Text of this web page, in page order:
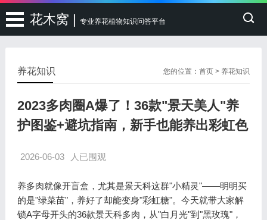
花木窝 | 专业养花植物知识问答平台
您的位置：首页 > 养花知识
养花知识
2023多肉圈A爆了！36款"景天美人"养
护图鉴+避坑指南，新手也能养出彩虹色
2026-06-03 人已围观
养多肉就像开盲盒，尤其是景天科这群"小精灵"——明明买
的是"绿菜苗"，养好了却能变身"彩虹糖"。今天就带大家解
锁A字母开头的36款景天科多肉，从"白月光"到"黑玫瑰"，